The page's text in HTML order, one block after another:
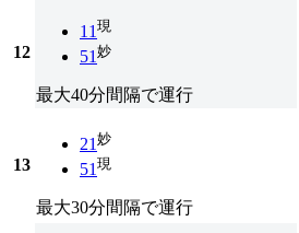
12
11 現
51 妙
最大40分間隔で運行
13
21 妙
51 現
最大30分間隔で運行